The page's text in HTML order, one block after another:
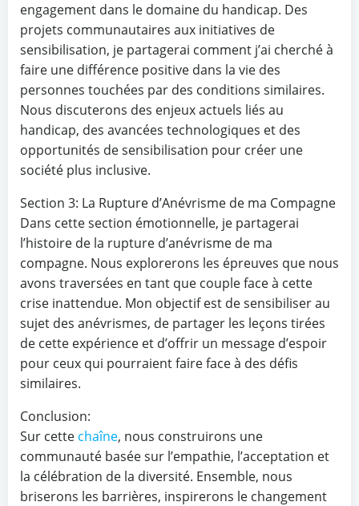
engagement dans le domaine du handicap. Des
projets communautaires aux initiatives de
sensibilisation, je partagerai comment j’ai cherché à
faire une différence positive dans la vie des
personnes touchées par des conditions similaires.
Nous discuterons des enjeux actuels liés au
handicap, des avancées technologiques et des
opportunités de sensibilisation pour créer une
société plus inclusive.
Section 3: La Rupture d’Anévrisme de ma Compagne
Dans cette section émotionnelle, je partagerai
l’histoire de la rupture d’anévrisme de ma
compagne. Nous explorerons les épreuves que nous
avons traversées en tant que couple face à cette
crise inattendue. Mon objectif est de sensibiliser au
sujet des anévrismes, de partager les leçons tirées
de cette expérience et d’offrir un message d’espoir
pour ceux qui pourraient faire face à des défis
similaires.
Conclusion:
Sur cette chaîne, nous construirons une
communauté basée sur l’empathie, l’acceptation et
la célébration de la diversité. Ensemble, nous
briserons les barrières, inspirerons le changement